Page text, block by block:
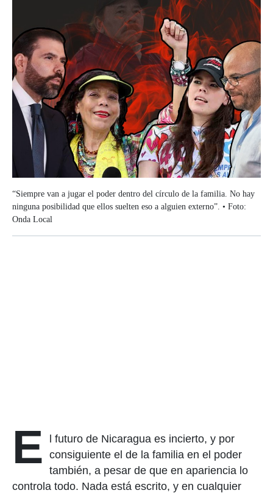
“Siempre van a jugar el poder dentro del círculo de la familia. No hay
ninguna posibilidad que ellos suelten eso a alguien externo”. • Foto:
Onda Local
E
l futuro de Nicaragua es incierto, y por
consiguiente el de la familia en el poder
también, a pesar de que en apariencia lo
controla todo. Nada está escrito, y en cualquier